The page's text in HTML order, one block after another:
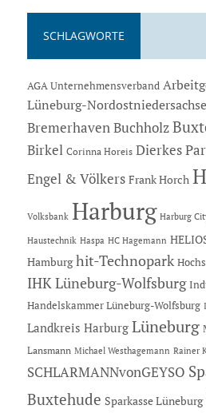
SCHLAGWORTE
AGA Unternehmensverband
Lüneburg-
Bremerhaven Buchholz
Birkel Corinna Horeis Dierkes
Engel & Völkers Frank Horch
Volksbank Harburg Harburg
Haustechnik Haspa HC Hagemann
Hamburg hit-Technopark
IHK Lüneburg-Wolfsburg
Handelskammer Lüneburg-Wolfsburg
Landkreis Harburg Lüneburg
Lansmann Michael Westhagemann Rainer
SCHLARMANNvonGEYSO
Buxtehude Sparkasse Lüneburg